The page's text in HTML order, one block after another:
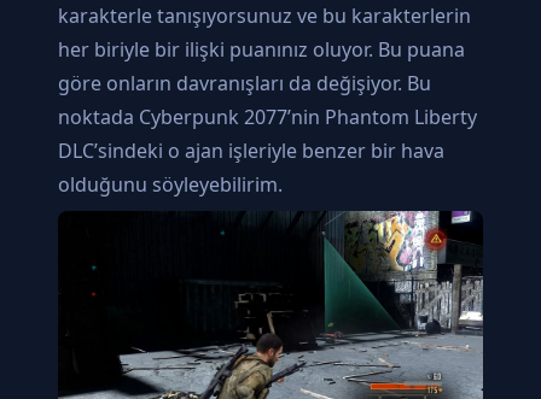
karakterle tanışıyorsunuz ve bu karakterlerin
her biriyle bir ilişki puanınız oluyor. Bu puana
göre onların davranışları da değişiyor. Bu
noktada Cyberpunk 2077’nin Phantom Liberty
DLC’sindeki o ajan işleriyle benzer bir hava
olduğunu söyleyebilirim.